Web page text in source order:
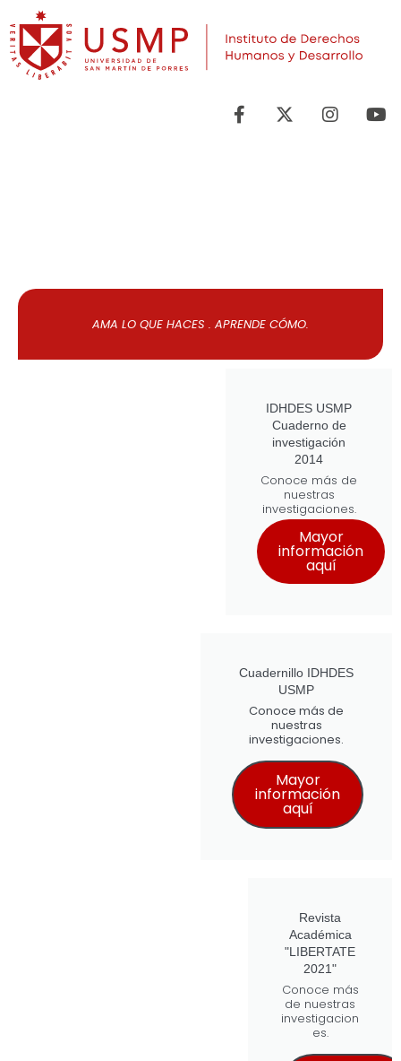
AMA LO QUE HACES . APRENDE CÓMO.
IDHDES USMP
Cuaderno de
investigación
2014
Conoce más de
nuestras
investigaciones.
Mayor
información
aquí
Cuadernillo IDHDES
USMP
Conoce más de
nuestras
investigaciones.
Mayor
información
aquí
Revista
Académica
"LIBERTATE
2021"
Conoce más
de nuestras
investigacion
es.